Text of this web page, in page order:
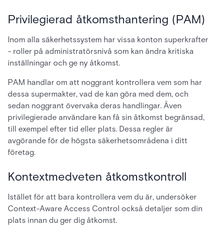
Privilegierad åtkomsthantering (PAM)
Inom alla säkerhetssystem har vissa konton superkrafter
- roller på administratörsnivå som kan ändra kritiska
inställningar och ge ny åtkomst.
PAM handlar om att noggrant kontrollera vem som har
dessa supermakter, vad de kan göra med dem, och
sedan noggrant övervaka deras handlingar. Även
privilegierade användare kan få sin åtkomst begränsad,
till exempel efter tid eller plats. Dessa regler är
avgörande för de högsta säkerhetsområdena i ditt
företag.
Kontextmedveten åtkomstkontroll
Istället för att bara kontrollera vem du är, undersöker
Context-Aware Access Control också detaljer som din
plats innan du ger dig åtkomst.